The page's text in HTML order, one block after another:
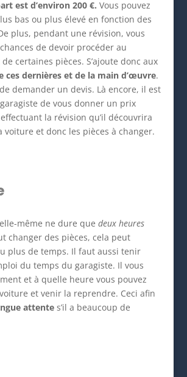
est d’environ 200 €. Vous pouvez
bas ou plus élevé en fonction des
plus, pendant une révision, vous
de devoir procéder au
certaines pièces. S’ajoute donc aux
ces dernières et de la main d’œuvre.
de demander un devis. Là encore, il est
de vous donner un prix
effectuant la révision qu’il découvrira
voiture et donc les pièces à changer.
même ne dure que deux heures
changer des pièces, cela peut
plus de temps. Il faut aussi tenir
du temps du garagiste. Il vous
et à quelle heure vous pouvez
et venir la reprendre. Ceci afin
attentes’il a beaucoup de